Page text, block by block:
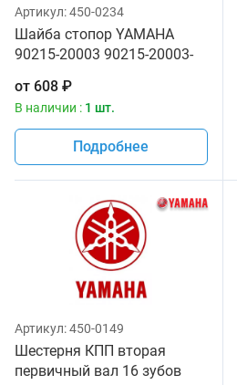
Артикул:450-0234
Шайба стопор YAMAHA
90215-20003 90215-20003-
от 608 ₽
В наличии : 1 шт.
Подробнее
Артикул:450-0149
Шестерня КПП вторая
первичный вал 16 зубов